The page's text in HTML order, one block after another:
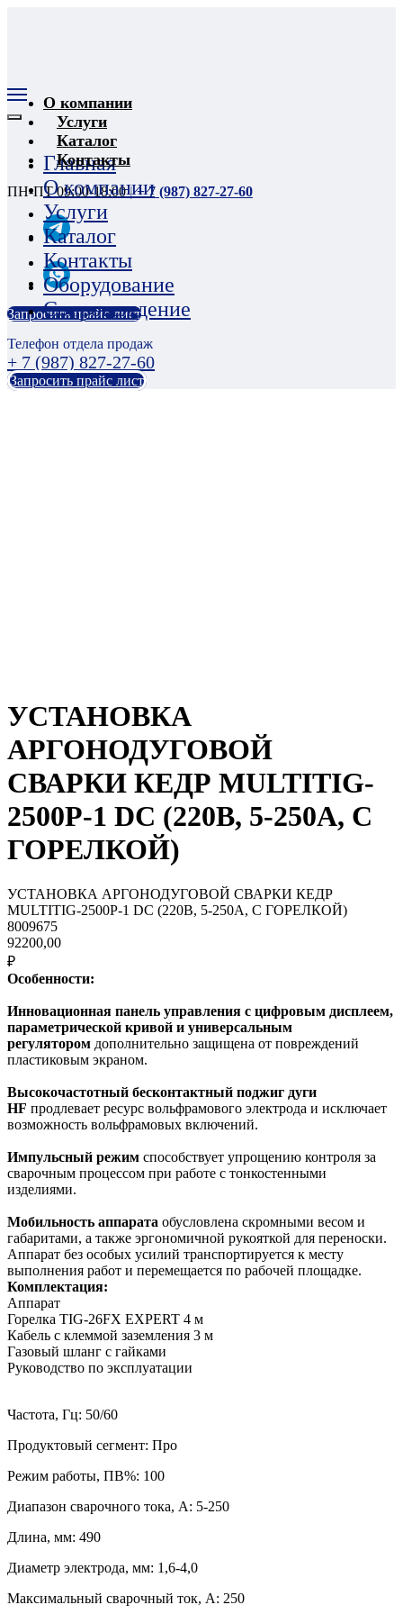
О компании
Услуги
Каталог
Контакты
ПН-ПТ 09:00-18:00|+ 7 (987) 827-27-60
Запросить прайс лист
Главная
О компании
Услуги
Каталог
Контакты
Оборудование
Сопровождение
Телефон отдела продаж
+ 7 (987) 827-27-60
Запросить прайс лист
УСТАНОВКА
АРГОНОДУГОВОЙ
СВАРКИ КЕДР MULTITIG-
2500P-1 DC (220В, 5-250А, С
ГОРЕЛКОЙ)
УСТАНОВКА АРГОНОДУГОВОЙ СВАРКИ КЕДР
MULTITIG-2500P-1 DC (220В, 5-250А, С ГОРЕЛКОЙ)
8009675
92200,00
₽
Особенности:
Инновационная панель управления с цифровым дисплеем,
параметрической кривой и универсальным
регулятором дополнительно защищена от повреждений
пластиковым экраном.
Высокочастотный бесконтактный поджиг дуги
HF продлевает ресурс вольфрамового электрода и исключает
возможность вольфрамовых включений.
Импульсный режим способствует упрощению контроля за
сварочным процессом при работе с тонкостенными
изделиями.
Мобильность аппарата обусловлена скромными весом и
габаритами, а также эргономичной рукояткой для переноски.
Аппарат без особых усилий транспортируется к месту
выполнения работ и перемещается по рабочей площадке.
Комплектация:
Аппарат
Горелка TIG-26FX EXPERT 4 м
Кабель с клеммой заземления 3 м
Газовый шланг с гайками
Руководство по эксплуатации
Частота, Гц: 50/60
Продуктовый сегмент: Про
Режим работы, ПВ%: 100
Диапазон сварочного тока, А: 5-250
Длина, мм: 490
Диаметр электрода, мм: 1,6-4,0
Максимальный сварочный ток, А: 250